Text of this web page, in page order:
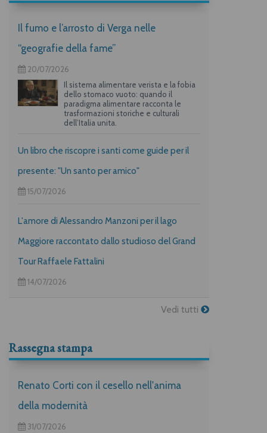
Il fumo e l’arrosto di Verga nelle
“geografie della fame”
20/07/2026
Il sistema alimentare verista e la fobia
dello stomaco vuoto: quando il
paradigma alimentare racconta le
trasformazioni storiche e culturali
dell’Italia unita.
Un libro che riscopre i santi come guide per il
presente: "Un santo per amico"
15/07/2026
L'amore di Alessandro Manzoni per il lago
Maggiore raccontato dallo studioso del Grand
Tour Raffaele Fattalini
14/07/2026
Vedi tutti
Rassegna stampa
Renato Corti con il cesello nell'anima
della modernità
31/07/2026